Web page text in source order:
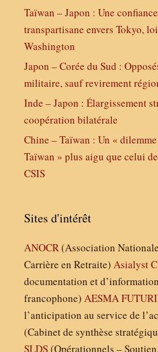
Taïwan – Japon : Une
transpartisane envers Tokyo,
Washington
Japon – Corée du Sud :
militaire, sauf revirement
Inde – Japon : Élargissement
coopération bilatérale
Chine – Taïwan : Un «
Taïwan » plus aigu que celui
CSIS
Sites d'intérêt
ANOCR(Association
Carrière en Retraite) Asialyst
documentation et
francophone) AESMA
l’anticipation au service de
(Cabinet de synthèse
SLDS(Opérationnels –